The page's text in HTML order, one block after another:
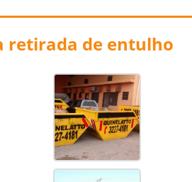
retirada de entulho